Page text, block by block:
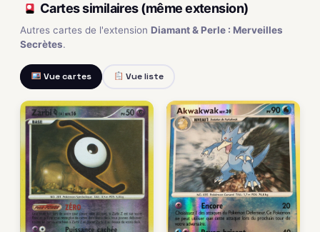
Cartes similaires (même extension)
Autres cartes de l'extension Diamant & Perle : Merveilles
Secrètes.
Vue cartes Vue liste